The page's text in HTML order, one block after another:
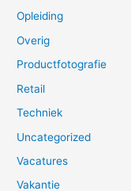
Opleiding
Overig
Productfotografie
Retail
Techniek
Uncategorized
Vacatures
Vakantie